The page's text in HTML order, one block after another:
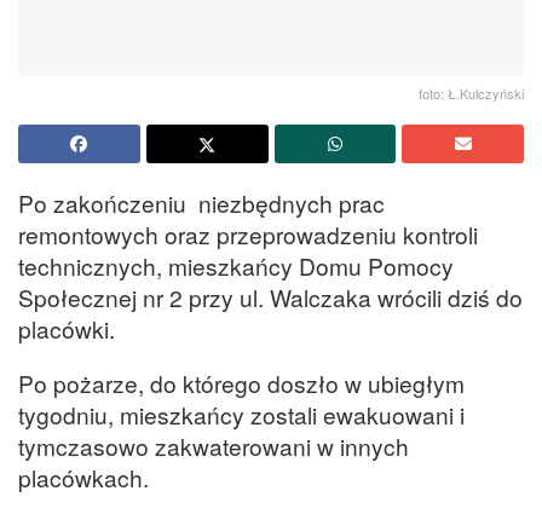
foto: Ł.Kulczyński
Po zakończeniu niezbędnych prac
remontowych oraz przeprowadzeniu kontroli
technicznych, mieszkańcy Domu Pomocy
Społecznej nr 2 przy ul. Walczaka wrócili dziś do
placówki.
Po pożarze, do którego doszło w ubiegłym
tygodniu, mieszkańcy zostali ewakuowani i
tymczasowo zakwaterowani w innych
placówkach.